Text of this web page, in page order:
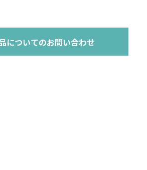
についてのお問い合わせ